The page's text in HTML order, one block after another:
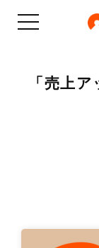
「売上